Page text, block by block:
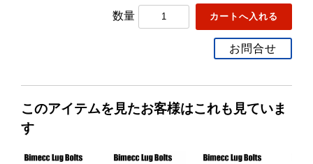
数量
お問合せ
このアイテムを見たお客様はこれも見ていま
す